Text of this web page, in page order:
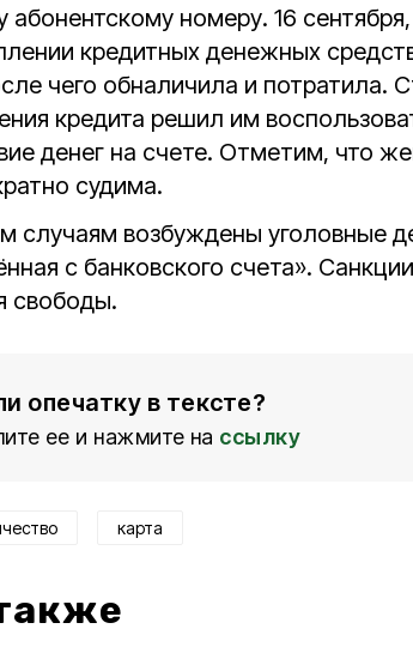
абонентскому номеру. 16
кредитных денежных
чего обналичила и потратила.
кредита решил им
денег на счете. Отметим, что
судима.
случаям возбуждены уголовные
с банковского счета».
свободы.
опечатку в тексте?
ее и нажмите на ссылку
карта